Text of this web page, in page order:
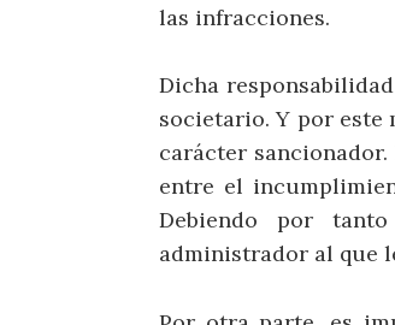
las infracciones.
Dicha
societario. Y por este
carácter
entre el
Debiendo por
administrador al que